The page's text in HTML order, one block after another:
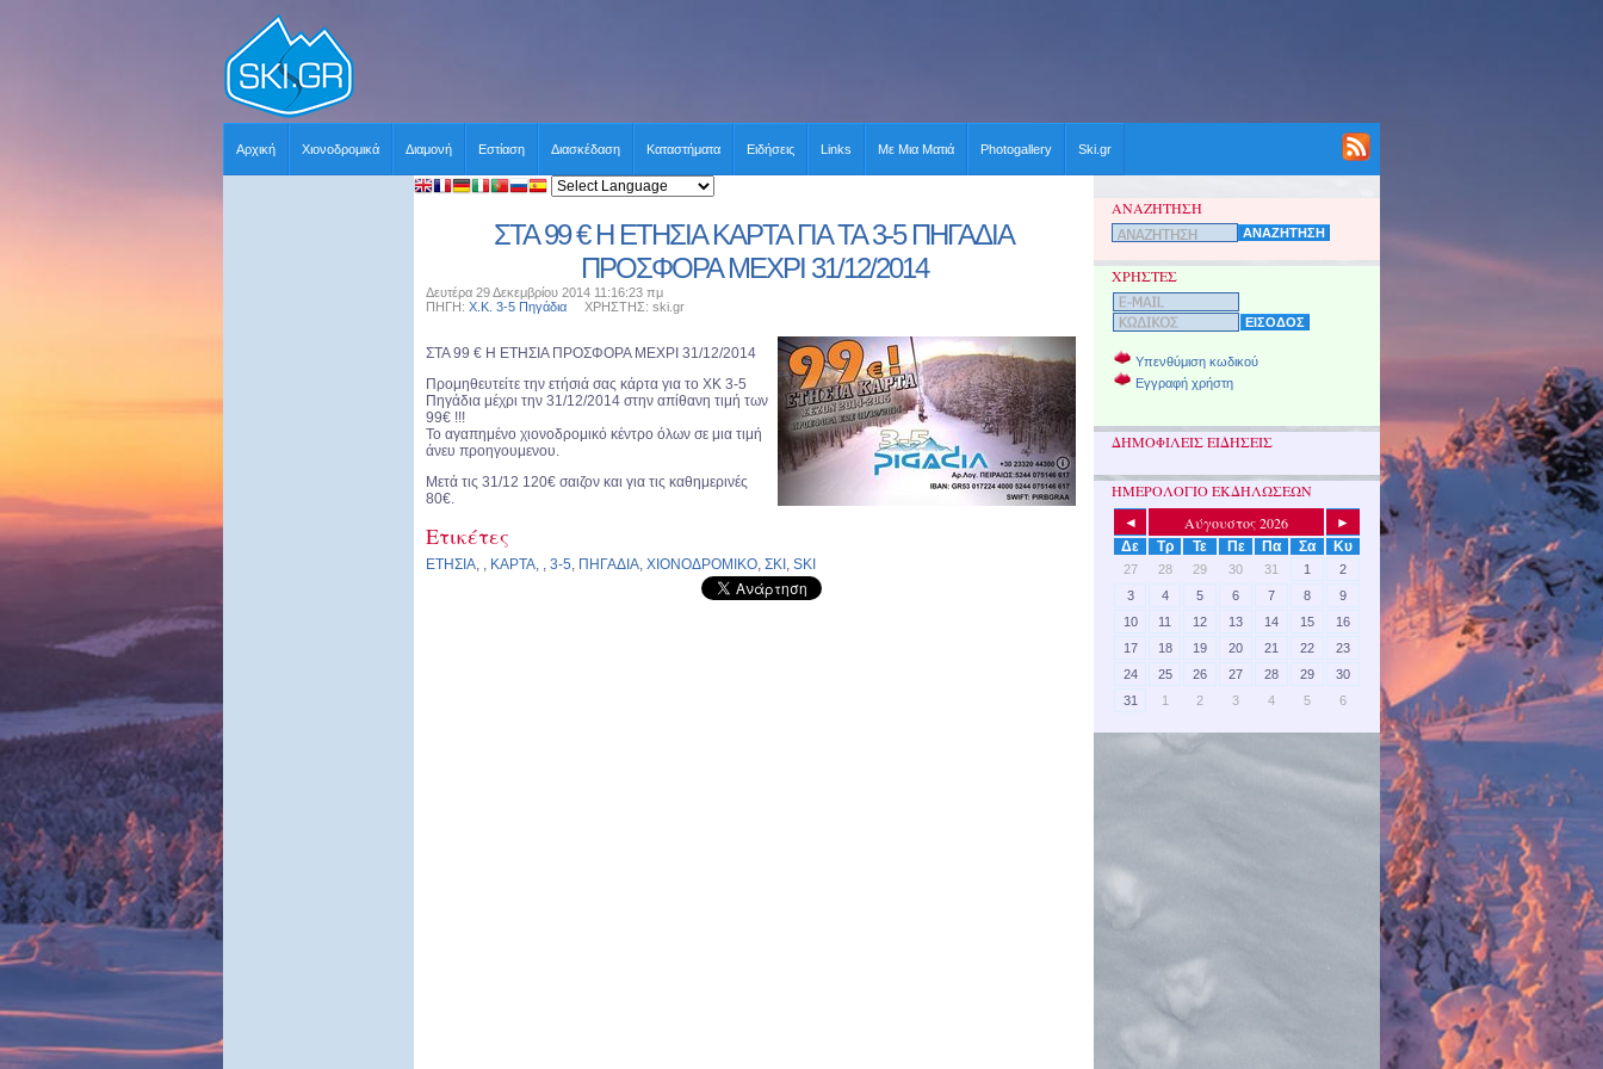
Αρχική Χιονοδρομικά Διαμονή Εστίαση Διασκέδαση Καταστήματα Ειδήσεις Links Με Μια Ματιά Photogallery Ski.gr
ΣΤΑ 99 € Η ΕΤΗΣΙΑ ΚΑΡΤΑ ΓΙΑ ΤΑ 3-5 ΠΗΓΑΔΙΑ
ΠΡΟΣΦΟΡΑ ΜΕΧΡΙ 31/12/2014
Δευτέρα 29 Δεκεμβρίου 2014 11:16:23 πμ
ΠΗΓΗ: Χ.Κ. 3-5 Πηγάδια ΧΡΗΣΤΗΣ: ski.gr
ΣΤΑ 99 € Η ΕΤΗΣΙΑ ΠΡΟΣΦΟΡΑ ΜΕΧΡΙ 31/12/2014
Προμηθευτείτε την ετήσιά σας κάρτα για το ΧΚ 3-5
Πηγάδια μέχρι την 31/12/2014 στην απίθανη τιμή των
99€ !!!
Το αγαπημένο χιονοδρομικό κέντρο όλων σε μια τιμή
άνευ προηγουμενου.
Μετά τις 31/12 120€ σαιζον και για τις καθημερινές
80€.
Ετικέτες
ΕΤΗΣΙΑ, , ΚΑΡΤΑ, , 3-5, ΠΗΓΑΔΙΑ, ΧΙΟΝΟΔΡΟΜΙΚΟ, ΣΚΙ , SKI
ΑΝΑΖΗΤΗΣΗ
ΧΡΗΣΤΕΣ
Υπενθύμιση κωδικού
Εγγραφή χρήστη
ΔΗΜΟΦΙΛΕΙΣ ΕΙΔΗΣΕΙΣ
ΗΜΕΡΟΛΟΓΙΟ ΕΚΔΗΛΩΣΕΩΝ
◄ Αύγουστος 2026
►
Δε
Τρ Τε Πε Πα Σα Κυ
27 28 29 30 31 1
2
3
4 5 6 7 8
9
10
11 12 13 14 15
16
17
18 19 20 21 22
23
24
25 26 27 28 29
30
31
1 2 3 4 5 6